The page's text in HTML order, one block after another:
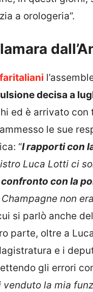
a orologeria”.
decisa a
ed è arrivato
le sue
“I rapporti con
Luca Lotti ci
con la
Champagne non
si parlò anche
parte, oltre a
e i
gli errori
venduto la mia